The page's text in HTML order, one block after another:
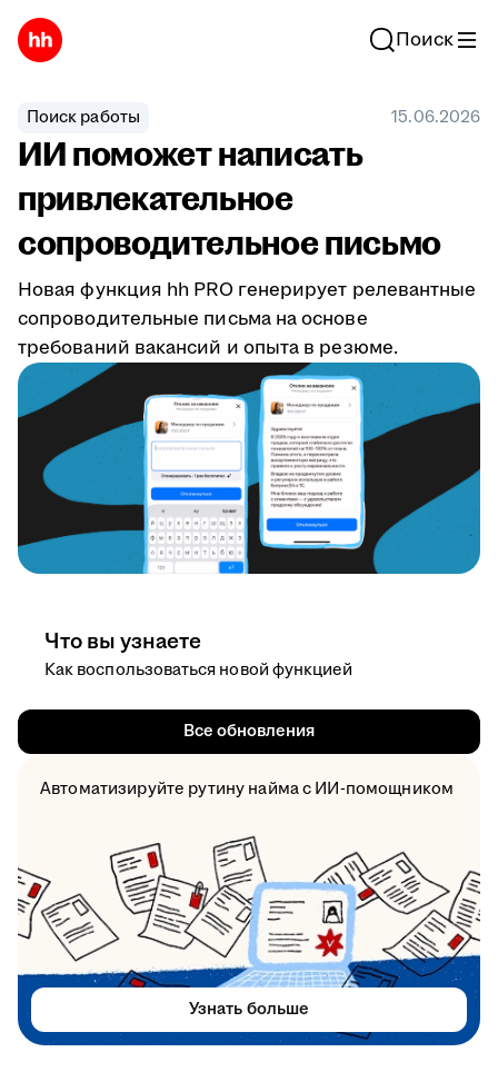
Поиск
Поиск работы 15.06.2026
ИИ поможет написать
привлекательное
сопроводительное письмо
Новая функция hh PRO генерирует релевантные
сопроводительные письма на основе
требований вакансий и опыта в резюме.
Что вы узнаете
Как воспользоваться новой функцией
Все обновления
Автоматизируйте рутину найма с ИИ-помощником
Узнать больше